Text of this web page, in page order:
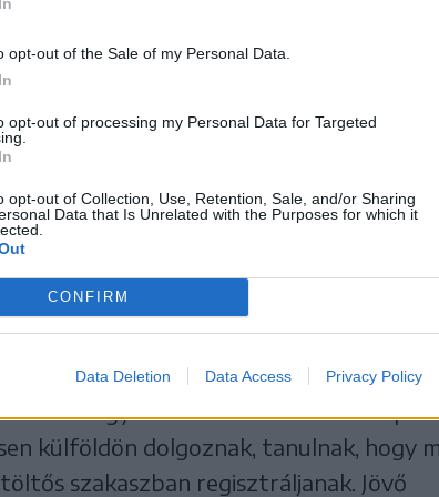
opt-out of the Sale of my Personal Data.
opt-out of processing my Personal Data for Targeted
opt-out of Collection, Use, Retention, Sale, and/or Sharing
Data that Is Unrelated with the Purposes for which it
CONFIRM
Data Deletion Data Access Privacy Policy
hogy érvényes-e az adatlap, ezt a
Ha kiderül, hogy az önkitöltés
vasárnapig újra ki kell tölteni,
kérni.
hogy az adatlapot érvényesítették
az anyanyelvet, vagy a
lehet regisztrálni, a május 15-ei
héten működnek az összeírópontok
is, négy pedig vasárnap.
ügyeletet tartanak. Antal Árpád
külföldön dolgoznak, tanulnak, hogy
szakaszban regisztráljanak. Jövő